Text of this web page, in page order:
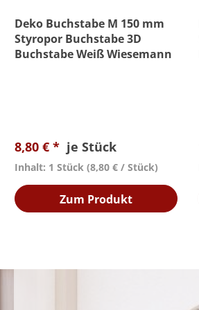
Deko Buchstabe M 150 mm
Styropor Buchstabe 3D
Buchstabe Weiß Wiesemann
8,80 € * je Stück
Inhalt: 1 Stück (8,80 € / Stück)
Zum Produkt